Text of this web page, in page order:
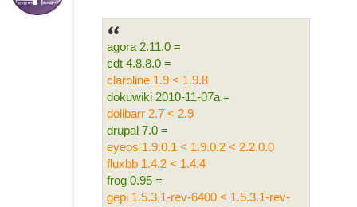
agora 2.11.0 =
cdt 4.8.8.0 =
claroline 1.9 < 1.9.8
dokuwiki 2010-11-07a =
dolibarr 2.7 < 2.9
drupal 7.0 =
eyeos 1.9.0.1 < 1.9.0.2 < 2.2.0.0
fluxbb 1.4.2 < 1.4.4
frog 0.95 =
gepi 1.5.3.1-rev-6400 < 1.5.3.1-rev-